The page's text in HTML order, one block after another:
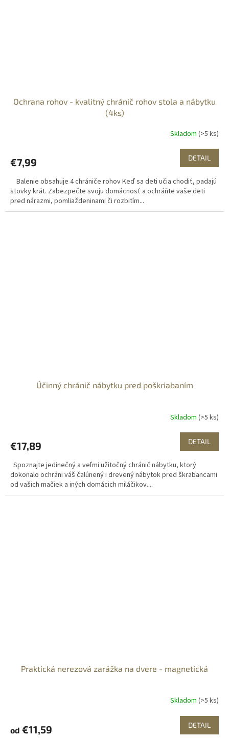
Ochrana rohov - kvalitný chránič rohov stola a nábytku
(4ks)
Skladom (>5 ks)
€7,99 DETAIL
Balenie obsahuje 4 chrániče rohov Keď sa deti učia chodiť, padajú
stovky krát. Zabezpečte svoju domácnosť a ochráňte vaše deti
pred nárazmi, pomliaždeninami či rozbitím...
Účinný chránič nábytku pred poškriabaním
Skladom (>5 ks)
€17,89 DETAIL
Spoznajte jedinečný a veľmi užitočný chránič nábytku, ktorý
dokonalo ochráni váš čalúnený i drevený nábytok pred škrabancami
od vašich mačiek a iných domácich miláčikov....
Praktická nerezová zarážka na dvere - magnetická
Skladom (>5 ks)
od €11,59 DETAIL